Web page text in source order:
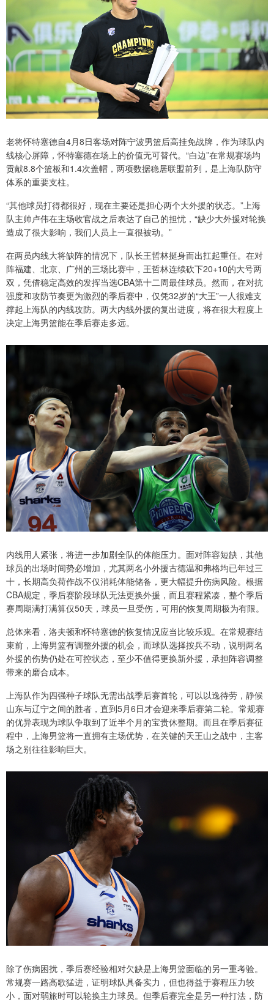
老将怀特塞德自4月8日客场对阵宁波男篮后高挂免战牌，作为球队内
线核心屏障，怀特塞德在场上的价值无可替代。“白边”在常规赛场均
贡献8.8个篮板和1.4次盖帽，两项数据稳居联盟前列，是上海队防守
体系的重要支柱。
“其他球员打得都很好，现在主要还是担心两个大外援的状态。”上海
队主帅卢伟在主场收官战之后表达了自己的担忧，“缺少大外援对轮换
造成了很大影响，我们人员上一直很被动。”
在两员内线大将缺阵的情况下，队长王哲林挺身而出扛起重任。在对
阵福建、北京、广州的三场比赛中，王哲林连续砍下20+10的大号两
双，凭借稳定高效的发挥当选CBA第十二周最佳球员。然而，在对抗
强度和攻防节奏更为激烈的季后赛中，仅凭32岁的“大王”一人很难支
撑起上海队的内线攻防。两大内线外援的复出进度，将在很大程度上
决定上海男篮能在季后赛走多远。
内线用人紧张，将进一步加剧全队的体能压力。面对阵容短缺，其他
球员的出场时间势必增加，尤其两名小外援古德温和弗格均已年过三
十，长期高负荷作战不仅消耗体能储备，更大幅提升伤病风险。根据
CBA规定，季后赛阶段球队无法更换外援，而且赛程紧凑，整个季后
赛周期满打满算仅50天，球员一旦受伤，可用的恢复周期极为有限。
总体来看，洛夫顿和怀特塞德的恢复情况应当比较乐观。在常规赛结
束前，上海男篮有调整外援的机会，而球队选择按兵不动，说明两名
外援的伤势仍处在可控状态，至少不值得更换新外援，承担阵容调整
带来的磨合成本。
上海队作为四强种子球队无需出战季后赛首轮，可以以逸待劳，静候
山东与辽宁之间的胜者，直到5月6日才会迎来季后赛第二轮。常规赛
的优异表现为球队争取到了近半个月的宝贵休整期。而且在季后赛征
程中，上海男篮将一直拥有主场优势，在关键的天王山之战中，主客
场之别往往影响巨大。
除了伤病困扰，季后赛经验相对欠缺是上海男篮面临的另一重考验。
常规赛一路高歌猛进，证明球队具备实力，但也得益于赛程压力较
小，面对弱旅时可以轮换主力球员。但季后赛完全是另一种打法，防